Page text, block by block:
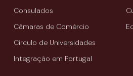
Consulados
Câmaras de Comércio
Círculo de Universidades
Integração em Portugal